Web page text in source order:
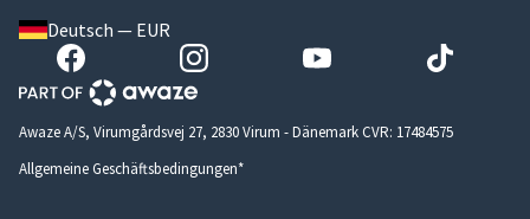
Deutsch — EUR
Awaze A/S, Virumgårdsvej 27, 2830 Virum - Dänemark CVR: 17484575
Allgemeine Geschäftsbedingungen*